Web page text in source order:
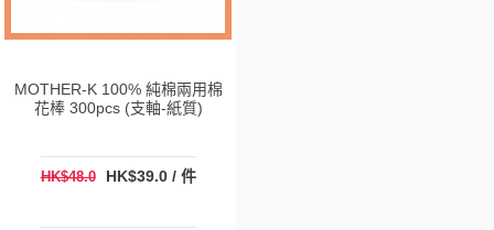
MOTHER-K 100% 純棉兩用棉
花棒 300pcs (支軸-紙質)
HK$48.0 HK$39.0 / 件